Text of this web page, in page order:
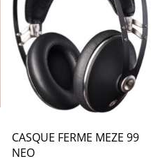
CASQUE FERME MEZE 99
NEO